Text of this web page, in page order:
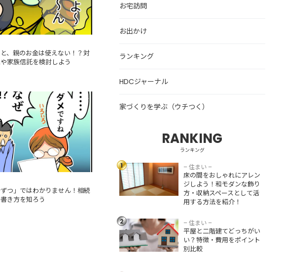
、親のお金は使えない！？対
家族信託を検討しよう
ずつ」ではわかりません！
言の書き方を知ろう
ずつ」ではわかりません！相続
き方を知ろう
お宅訪問
お出かけ
ランキング
HDCジャーナル
家づくりを学ぶ（ウチつく）
RANKING
ランキング
1
床の間をおしゃれ
り方・収納スペー
スとして活用する
方法を紹介！
– 住まい –
床の間をおしゃれにアレン
ジしよう！和モダンな飾り
方・収納スペースとして活
用する方法を紹介！
2
徴・費用をポイン
ト別比較
– 住まい –
平屋と二階建てどっちがい
い？特徴・費用をポイント
別比較